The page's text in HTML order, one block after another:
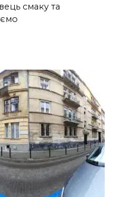
смаку та